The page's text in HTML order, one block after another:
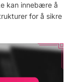
kan innebære å
for å sikre